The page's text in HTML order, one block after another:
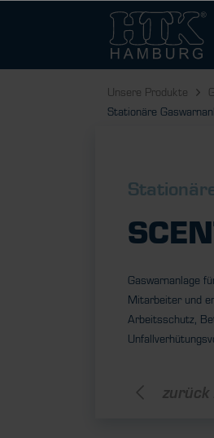
Unsere Produkte
Stationäre
Gaswarnanlage
Mitarbeiter und
Arbeitsschutz,
zurück